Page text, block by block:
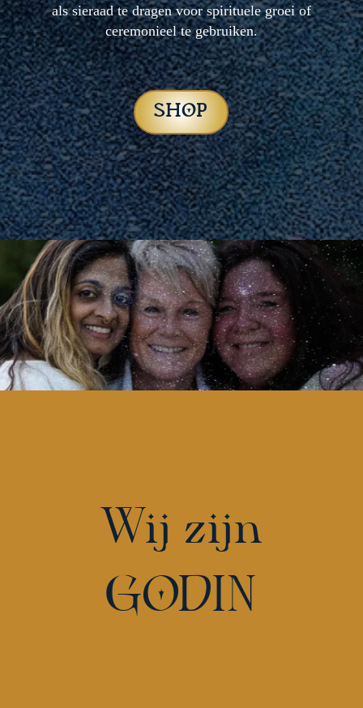
als sieraad te dragen voor spirituele groei of
ceremonieel te gebruiken.
SHOP
Wij zijn
GODIN